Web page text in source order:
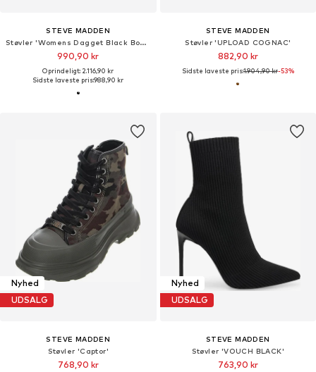
STEVE MADDEN
Støvler 'Womens Dagget Black Boots'
990,90 kr
Oprindeligt: 2.116,90 kr
Sidste laveste pris:988,90 kr
STEVE MADDEN
Støvler 'UPLOAD COGNAC'
882,90 kr
Sidste laveste pris:1.904,90 kr-53%
Nyhed
UDSALG
STEVE MADDEN
Støvler 'Captor'
768,90 kr
Nyhed
UDSALG
STEVE MADDEN
Støvler 'VOUCH BLACK'
763,90 kr